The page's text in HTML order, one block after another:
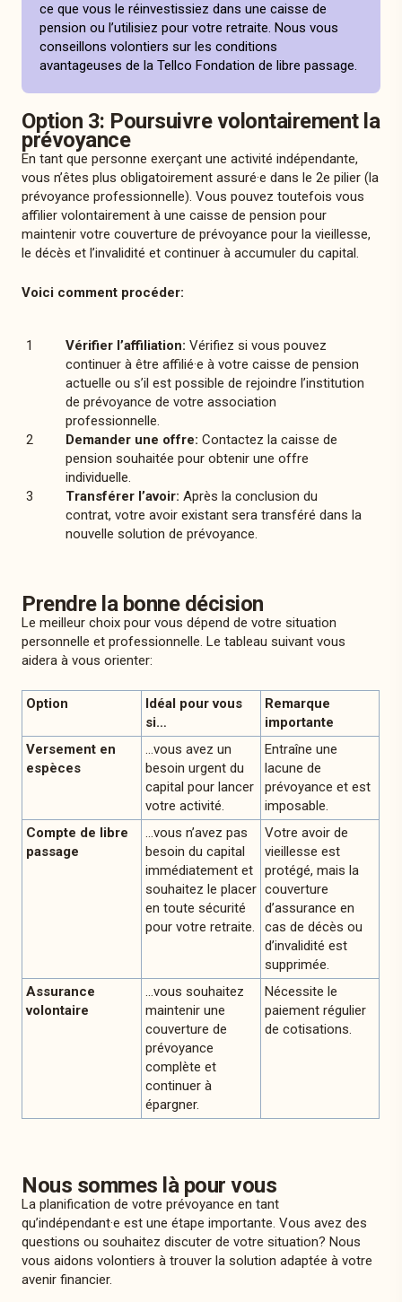
ce que vous le réinvestissiez dans une caisse de
pension ou l’utilisiez pour votre retraite. Nous vous
conseillons volontiers sur les conditions
avantageuses de la Tellco Fondation de libre passage.
Option 3: Poursuivre volontairement la
prévoyance
En tant que personne exerçant une activité indépendante,
vous n’êtes plus obligatoirement assuré·e dans le 2e pilier (la
prévoyance professionnelle). Vous pouvez toutefois vous
affilier volontairement à une caisse de pension pour
maintenir votre couverture de prévoyance pour la vieillesse,
le décès et l’invalidité et continuer à accumuler du capital.
Voici comment procéder:
Vérifier l’affiliation: Vérifiez si vous pouvez
continuer à être affilié·e à votre caisse de pension
actuelle ou s’il est possible de rejoindre l’institution
de prévoyance de votre association
professionnelle.
Demander une offre: Contactez la caisse de
pension souhaitée pour obtenir une offre
individuelle.
Transférer l’avoir: Après la conclusion du
contrat, votre avoir existant sera transféré dans la
nouvelle solution de prévoyance.
Prendre la bonne décision
Le meilleur choix pour vous dépend de votre situation
personnelle et professionnelle. Le tableau suivant vous
aidera à vous orienter:
Option
Idéal pour vous
si…
Remarque
importante
Versement en
espèces
…vous avez un
besoin urgent du
capital pour lancer
votre activité.
Entraîne une
lacune de
prévoyance et est
imposable.
Compte de libre
passage
…vous n’avez pas
besoin du capital
immédiatement et
souhaitez le placer
en toute sécurité
pour votre retraite.
Votre avoir de
vieillesse est
protégé, mais la
couverture
d’assurance en
cas de décès ou
d’invalidité est
supprimée.
Assurance
volontaire
…vous souhaitez
maintenir une
couverture de
prévoyance
complète et
continuer à
épargner.
Nécessite le
paiement régulier
de cotisations.
Nous sommes là pour vous
La planification de votre prévoyance en tant
qu’indépendant·e est une étape importante. Vous avez des
questions ou souhaitez discuter de votre situation? Nous
vous aidons volontiers à trouver la solution adaptée à votre
avenir financier.